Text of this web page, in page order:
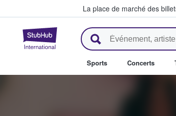
La place de marché des
StubHub - Où les
Sports Concerts